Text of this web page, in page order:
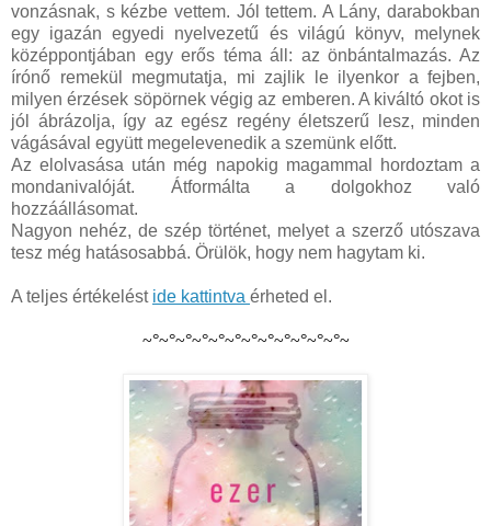
vonzásnak, s kézbe vettem. Jól tettem. A Lány, darabokban
egy igazán egyedi nyelvezetű és világú könyv, melynek
középpontjában egy erős téma áll: az önbántalmazás. Az
írónő remekül megmutatja, mi zajlik le ilyenkor a fejben,
milyen érzések söpörnek végig az emberen. A kiváltó okot is
jól ábrázolja, így az egész regény életszerű lesz, minden
vágásával együtt megelevenedik a szemünk előtt.
Az elolvasása után még napokig magammal hordoztam a
mondanivalóját. Átformálta a dolgokhoz való
hozzáállásomat.
Nagyon nehéz, de szép történet, melyet a szerző utószava
tesz még hatásosabbá. Örülök, hogy nem hagytam ki.
A teljes értékelést ide kattintva érheted el.
~°~°~°~°~°~°~°~°~°~°~°~°~